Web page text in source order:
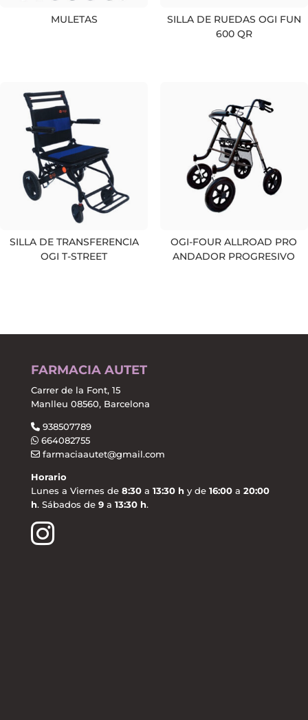
MULETAS
SILLA DE RUEDAS OGI FUN
600 QR
SILLA DE TRANSFERENCIA
OGI T-STREET
OGI-FOUR ALLROAD PRO
ANDADOR PROGRESIVO
FARMACIA AUTET
Carrer de la Font, 15
Manlleu 08560, Barcelona
938507789
664082755
farmaciaautet@gmail.com
Horario
Lunes a Viernes de8:30a 13:30 h y de 16:00a 20:00
h. Sábados de 9a 13:30 h.